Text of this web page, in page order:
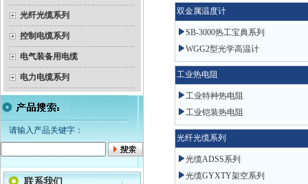
光纤光缆系列
控制电缆系列
电气装备用电缆
电力电缆系列
请输入产品关键字：
联系我们
双金属温度计
SB-3000热工宝典系列
WGG2型光学高温计
工业热电阻
工业特种热电阻
工业铠装热电阻
光纤光缆系列
光缆ADSS系列
光缆GYXTY架空系列